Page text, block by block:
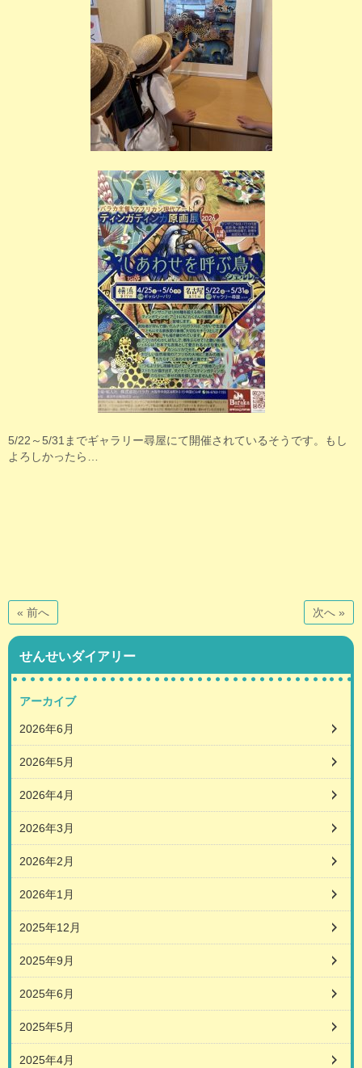
5/22～5/31までギャラリー尋屋にて開催されているそうです。もし
よろしかったら…
« 前へ 次へ »
せんせいダイアリー
アーカイブ
2026年6月
2026年5月
2026年4月
2026年3月
2026年2月
2026年1月
2025年12月
2025年9月
2025年6月
2025年5月
2025年4月